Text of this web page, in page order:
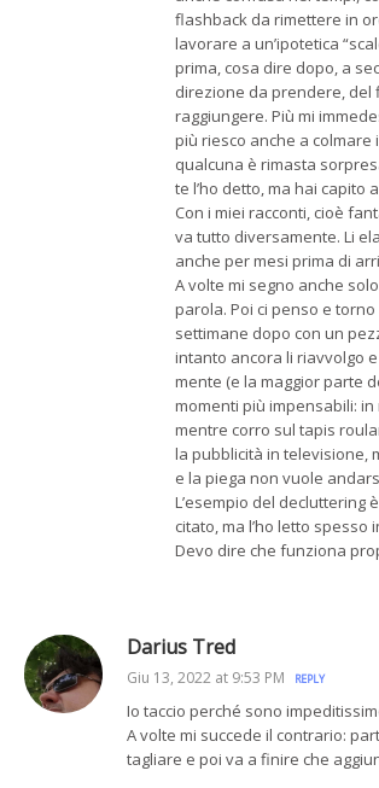
flashback da rimettere in
lavorare a un’ipotetica
prima, cosa dire dopo, a
direzione da prendere, del
raggiungere. Più mi
più riesco anche a colmare
qualcuna è rimasta
te l’ho detto, ma hai capito
Con i miei racconti, cioè
va tutto diversamente. Li
anche per mesi prima di
A volte mi segno anche
parola. Poi ci penso e
settimane dopo con un
intanto ancora li riavvolgo
mente (e la maggior parte
momenti più impensabili:
mentre corro sul tapis
la pubblicità in televisione,
e la piega non vuole
L’esempio del decluttering
citato, ma l’ho letto spesso
Devo dire che funziona
Darius Tred
Giu 13, 2022 at 9:53 PM REPLY
Io taccio perché sono
A volte mi succede il contrario:
tagliare e poi va a finire che